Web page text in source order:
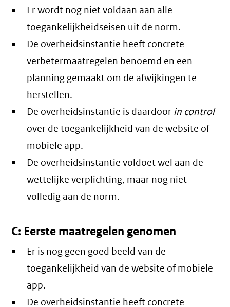
Er wordt nog niet voldaan aan alle
toegankelijkheidseisen uit de norm.
De overheidsinstantie heeft concrete
verbetermaatregelen benoemd en een
planning gemaakt om de afwijkingen te
herstellen.
De overheidsinstantie is daardoor in control
over de toegankelijkheid van de website of
mobiele app.
De overheidsinstantie voldoet wel aan de
wettelijke verplichting, maar nog niet
volledig aan de norm.
C: Eerste maatregelen genomen
Er is nog geen goed beeld van de
toegankelijkheid van de website of mobiele
app.
De overheidsinstantie heeft concrete